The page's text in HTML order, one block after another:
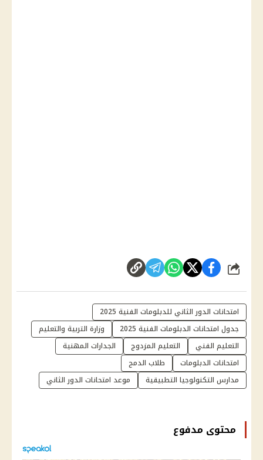
شارك
امتحانات الدور الثاني للدبلومات الفنية 2025
جدول امتحانات الدبلومات الفنية 2025
وزارة التربية والتعليم
التعليم الفني
التعليم المزدوج
الجدارات المهنية
امتحانات الدبلومات
طلاب الدمج
مدارس التكنولوجيا التطبيقية
موعد امتحانات الدور الثاني
محتوى مدفوع